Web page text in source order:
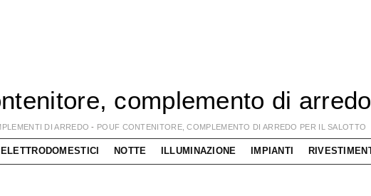
complemento di
DI ARREDO - POUF CONTENITORE, COMPLEMENTO DI ARREDO PER IL SALOTTO
ELETTRODOMESTICI NOTTE ILLUMINAZIONE IMPIANTI